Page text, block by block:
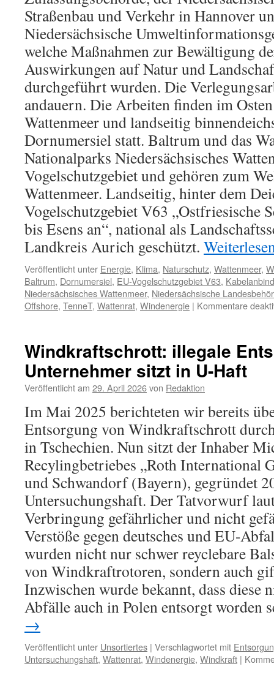
Straßenbau und Verkehr in Hannover
Niedersächsische
welche Maßnahmen zur Bewältigung
Auswirkungen auf Natur und
durchgeführt wurden. Die
andauern. Die Arbeiten finden im
Wattenmeer und landseitig
Dornumersiel statt. Baltrum und das
Nationalparks Niedersächsisches
Vogelschutzgebiet und gehören zum
Wattenmeer. Landseitig, hinter dem
Vogelschutzgebiet V63 „Ostfriesische
bis Esens an“, national als
Landkreis Aurich geschützt.
Veröffentlicht unter Energie, Klima, Naturschutz, Wattenmeer,
Baltrum, Dornumersiel, EU-Vogelschutzgebiet V63,
Niedersächsisches Wattenmeer, Niedersächsische
Offshore, TenneT, Wattenrat, Windenergie | Kommentare
Windkraftschrott: iIlegale
Unternehmer sitzt in U-Haft
Veröffentlicht am 29. April 2026von Redaktion
Im Mai 2025 berichteten wir bereits
Entsorgung von Windkraftschrott
in Tschechien. Nun sitzt der Inhaber
Recylingbetriebes „Roth International
und Schwandorf (Bayern), gegründet
Untersuchungshaft. Der Tatvorwurf
Verbringung gefährlicher und nicht
Verstöße gegen deutsches und EU-
wurden nicht nur schwer reyclebare
von Windkraftrotoren, sondern auch
Inzwischen wurde bekannt, dass diese
Abfälle auch in Polen entsorgt worden
→
Veröffentlicht unter Unsortiertes | Verschlagwortet mit
Untersuchungshaft, Wattenrat, Windenergie, Windkraft |